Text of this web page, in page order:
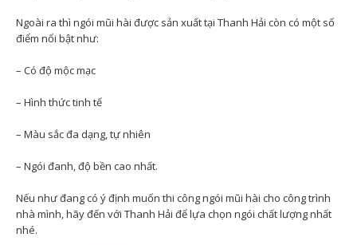
Ngoài ra thì ngói mũi hài được sản xuất tại Thanh Hải còn có một số
điểm nổi bật như:
– Có độ mộc mạc
– Hình thức tinh tế
– Màu sắc đa dạng, tự nhiên
– Ngói đanh, độ bền cao nhất.
Nếu như đang có ý định muốn thi công ngói mũi hài cho công trình
nhà mình, hãy đến với Thanh Hải để lựa chọn ngói chất lượng nhất
nhé.